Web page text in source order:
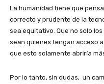
La humanidad tiene que
correcto y prudente de la
sea equitativo. Que no solo
sean quienes tengan acceso
que esto solamente abriría
Por lo tanto, sin dudas, un